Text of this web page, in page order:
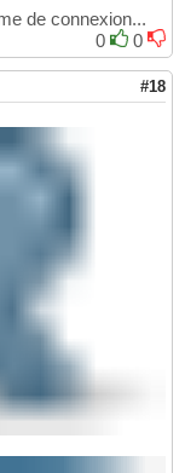
de connexion...
0
0
#18